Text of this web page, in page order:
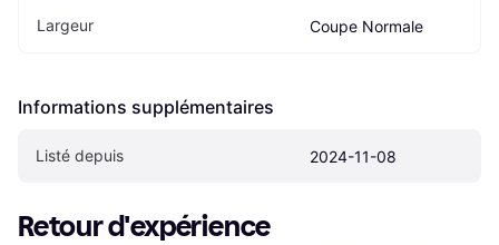
Largeur Coupe Normale
Informations supplémentaires
Listé depuis 2024-11-08
Retour d'expérience